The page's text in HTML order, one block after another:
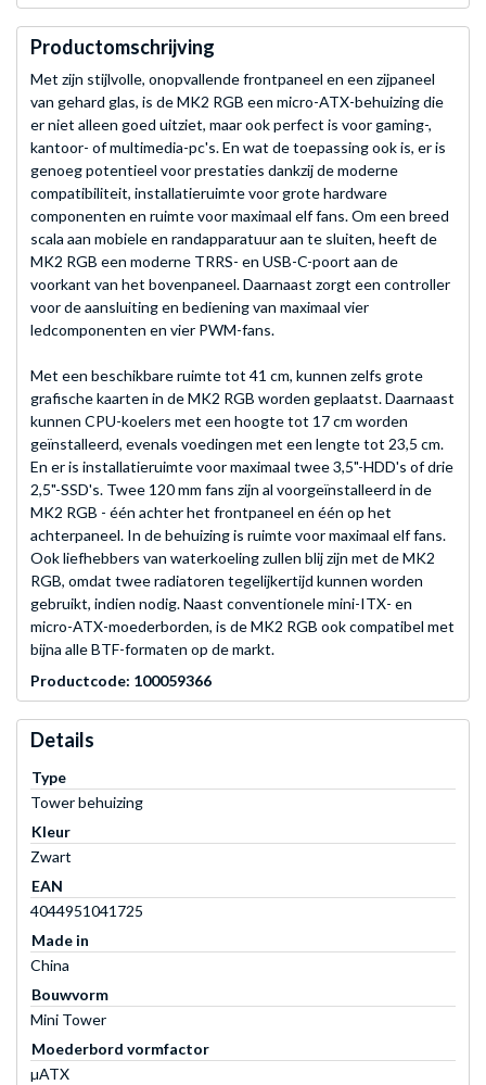
Productomschrijving
Met zijn stijlvolle, onopvallende frontpaneel en een zijpaneel
van gehard glas, is de MK2 RGB een micro-ATX-behuizing die
er niet alleen goed uitziet, maar ook perfect is voor gaming-,
kantoor- of multimedia-pc's. En wat de toepassing ook is, er is
genoeg potentieel voor prestaties dankzij de moderne
compatibiliteit, installatieruimte voor grote hardware
componenten en ruimte voor maximaal elf fans. Om een breed
scala aan mobiele en randapparatuur aan te sluiten, heeft de
MK2 RGB een moderne TRRS- en USB-C-poort aan de
voorkant van het bovenpaneel. Daarnaast zorgt een controller
voor de aansluiting en bediening van maximaal vier
ledcomponenten en vier PWM-fans.
Met een beschikbare ruimte tot 41 cm, kunnen zelfs grote
grafische kaarten in de MK2 RGB worden geplaatst. Daarnaast
kunnen CPU-koelers met een hoogte tot 17 cm worden
geïnstalleerd, evenals voedingen met een lengte tot 23,5 cm.
En er is installatieruimte voor maximaal twee 3,5"-HDD's of drie
2,5"-SSD's. Twee 120 mm fans zijn al voorgeïnstalleerd in de
MK2 RGB - één achter het frontpaneel en één op het
achterpaneel. In de behuizing is ruimte voor maximaal elf fans.
Ook liefhebbers van waterkoeling zullen blij zijn met de MK2
RGB, omdat twee radiatoren tegelijkertijd kunnen worden
gebruikt, indien nodig. Naast conventionele mini-ITX- en
micro-ATX-moederborden, is de MK2 RGB ook compatibel met
bijna alle BTF-formaten op de markt.
Productcode: 100059366
Details
Type
Tower behuizing
Kleur
Zwart
EAN
4044951041725
Made in
China
Bouwvorm
Mini Tower
Moederbord vormfactor
µATX